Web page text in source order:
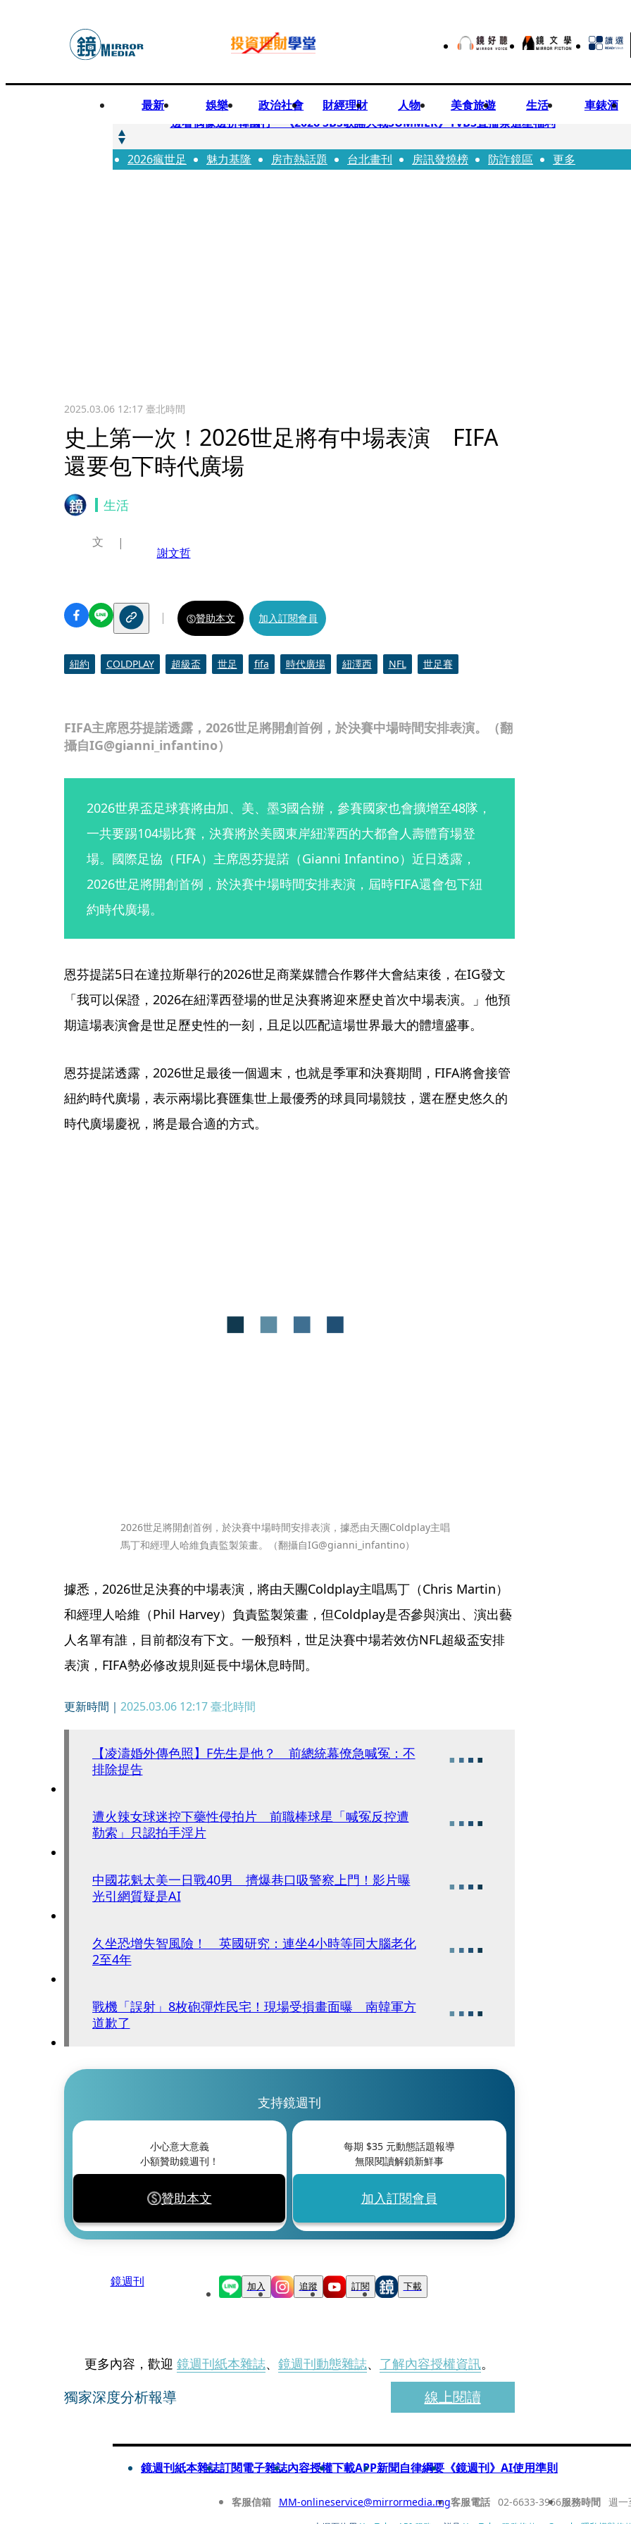
最新 娛樂 政治社會 財經理財 人物 美食旅遊 生活 車錶酒
快訊
邊看偶像邊拚韓國行 《2026 SBS歌謠大戰SUMMER》TVBS直播祭追星福利
快訊
代誌大條火急跳船？ 宏碁派任李文詳接掌兆基屋管2天就喊撤出！
2026瘋世足 魅力基隆 房市熱話題 台北畫刊 房訊發燒榜 防詐鏡區 更多
2025.03.06 12:17臺北時間
史上第一次！2026世足將有中場表演 FIFA
還要包下時代廣場
生活
FIFA主席恩芬提諾透露，2026世足將開創首例，於決賽中場時間安排表演。（翻
攝自IG@gianni_infantino）
文
謝文哲
贊助本文 加入訂閱會員
紐約 COLDPLAY 超級盃 世足 fifa 時代廣場 紐澤西 NFL 世足賽
2026世界盃足球賽將由加、美、墨3國合辦，參賽國家也會擴增至48隊，
一共要踢104場比賽，決賽將於美國東岸紐澤西的大都會人壽體育場登
場。國際足協（FIFA）主席恩芬提諾（Gianni Infantino）近日透露，
2026世足將開創首例，於決賽中場時間安排表演，屆時FIFA還會包下紐
約時代廣場。
恩芬提諾5日在達拉斯舉行的2026世足商業媒體合作夥伴大會結束後，在IG發文
「我可以保證，2026在紐澤西登場的世足決賽將迎來歷史首次中場表演。」他預
期這場表演會是世足歷史性的一刻，且足以匹配這場世界最大的體壇盛事。
恩芬提諾透露，2026世足最後一個週末，也就是季軍和決賽期間，FIFA將會接管
紐約時代廣場，表示兩場比賽匯集世上最優秀的球員同場競技，選在歷史悠久的
時代廣場慶祝，將是最合適的方式。
2026世足將開創首例，於決賽中場時間安排表演，據悉由天團Coldplay主唱
馬丁和經理人哈維負責監製策畫。（翻攝自IG@gianni_infantino）
據悉，2026世足決賽的中場表演，將由天團Coldplay主唱馬丁（Chris Martin）
和經理人哈維（Phil Harvey）負責監製策畫，但Coldplay是否參與演出、演出藝
人名單有誰，目前都沒有下文。一般預料，世足決賽中場若效仿NFL超級盃安排
表演，FIFA勢必修改規則延長中場休息時間。
更新時間｜ 2025.03.06 12:17臺北時間
【凌濤婚外傳色照】F先生是他？ 前總統幕僚急喊冤：不
排除提告
遭火辣女球迷控下藥性侵拍片 前職棒球星「喊冤反控遭
勒索」只認拍手淫片
中國花魁太美一日戰40男 擠爆巷口吸警察上門！影片曝
光引網質疑是AI
久坐恐增失智風險！ 英國研究：連坐4小時等同大腦老化
2至4年
戰機「誤射」8枚砲彈炸民宅！現場受損畫面曝 南韓軍方
道歉了
支持鏡週刊
小心意大意義
小額贊助鏡週刊！
贊助本文
每期 $35元動態話題報導
無限閱讀解鎖新鮮事
加入訂閱會員
鏡週刊 加入 追蹤 訂閱 下載
更多內容，歡迎 鏡週刊紙本雜誌、 鏡週刊動態雜誌、 了解內容授權資訊。
獨家深度分析報導 線上閱讀
鏡週刊紙本雜誌訂閱電子雜誌內容授權下載APP新聞自律綱要 《鏡週刊》AI使用準則
客服信箱 MM-onlineservice@mirrormedia.mg客服電話 02-6633-3966服務時間 週一